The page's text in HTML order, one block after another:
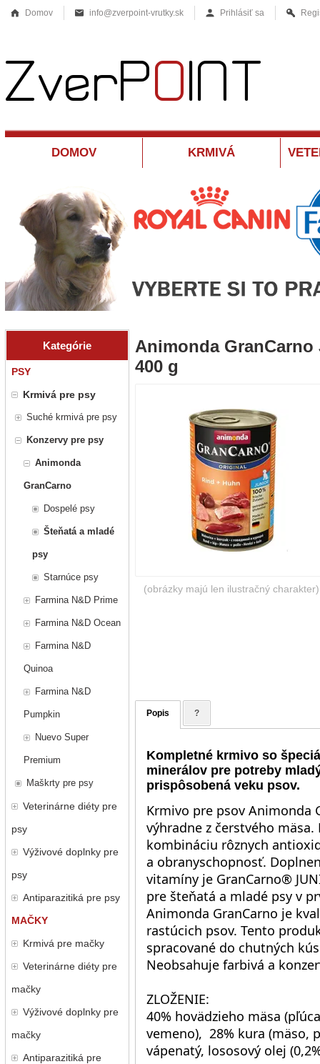
Domov info@zverpoint-vrutky.sk Prihlásiť sa
DOMOV KRMIVÁ
Kategórie
PSY
Krmivá pre psy
Suché krmivá pre psy
Konzervy pre psy
Animonda
GranCarno
Dospelé psy
Šteňatá a mladé
psy
Starnúce psy
Farmina N&D Prime
Farmina N&D Ocean
Farmina N&D
Quinoa
Farmina N&D
Pumpkin
Nuevo Super
Premium
Maškrty pre psy
Veterinárne diéty pre
psy
Výživové doplnky pre
psy
Antiparazitiká pre psy
MAČKY
Krmivá pre mačky
Veterinárne diéty pre
mačky
Výživové doplnky pre
mačky
Antiparazitiká pre
Animonda
400 g
(obrázky majú len ilustračný charakter)
Popis ?
Kompletné krmivo so
minerálov pre potreby
prispôsobená veku psov.
Krmivo pre psov Animonda
výhradne z čerstvého
kombináciu rôznych
a obranyschopnosť.
vitamíny je GranCarno®
pre šteňatá a mladé psy v
Animonda GranCarno je
rastúcich psov. Tento
spracované do chutných
Neobsahuje farbivá a
ZLOŽENIE:
40% hovädzieho mäsa
vemeno), 28% kura (mäso,
vápenatý, lososový olej